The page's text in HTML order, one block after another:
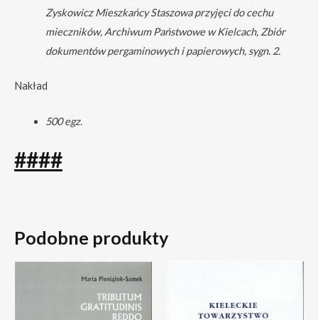
Zyskowicz Mieszkańcy Staszowa przyjęci do cechu
mieczników, Archiwum Państwowe w Kielcach, Zbiór
dokumentów pergaminowych i papierowych, sygn. 2.
Nakład
500 egz.
####
Podobne produkty